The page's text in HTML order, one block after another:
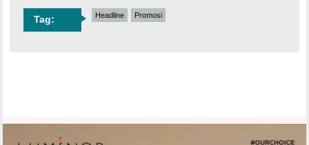
Tag: Headline Promosi